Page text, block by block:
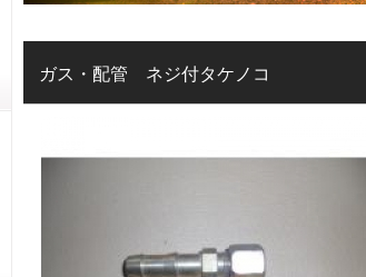
ガス・配管 ネジ付タケノコ